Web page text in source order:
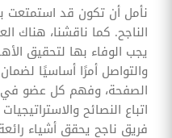
نأمل أن تكون قد استمتعت
الناجح. كما ناقشنا، هناك
يجب الوفاء بها لتحقيق
والتواصل أمرًا أساسيًا
الصفحة، وفهم كل عضو في
اتباع النصائح
فريق ناجح يحقق أشياء